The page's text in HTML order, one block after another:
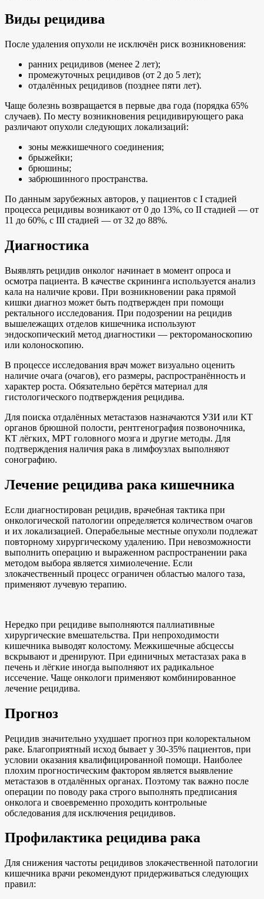
Виды рецидива
После удаления опухоли не исключён риск возникновения:
ранних рецидивов (менее 2 лет);
промежуточных рецидивов (от 2 до 5 лет);
отдалённых рецидивов (позднее пяти лет).
Чаще болезнь возвращается в первые два года (порядка 65%
случаев). По месту возникновения рецидивирующего рака
различают опухоли следующих локализаций:
зоны межкишечного соединения;
брыжейки;
брюшины;
забрюшинного пространства.
По данным зарубежных авторов, у пациентов с I стадией
процесса рецидивы возникают от 0 до 13%, со II стадией — от
11 до 60%, с III стадией — от 32 до 88%.
Диагностика
Выявлять рецидив онколог начинает в момент опроса и
осмотра пациента. В качестве скрининга используется анализ
кала на наличие крови. При возникновении рака прямой
кишки диагноз может быть подтвержден при помощи
ректального исследования. При подозрении на рецидив
вышележащих отделов кишечника используют
эндоскопический метод диагностики — ректороманоскопию
или колоноскопию.
В процессе исследования врач может визуально оценить
наличие очага (очагов), его размеры, распространённость и
характер роста. Обязательно берётся материал для
гистологического подтверждения рецидива.
Для поиска отдалённых метастазов назначаются УЗИ или КТ
органов брюшной полости, рентгенография позвоночника,
КТ лёгких, МРТ головного мозга и другие методы. Для
подтверждения наличия рака в лимфоузлах выполняют
сонографию.
Лечение рецидива рака кишечника
Если диагностирован рецидив, врачебная тактика при
онкологической патологии определяется количеством очагов
и их локализацией. Операбельные местные опухоли подлежат
повторному хирургическому удалению. При невозможности
выполнить операцию и выраженном распространении рака
методом выбора является химиолечение. Если
злокачественный процесс ограничен областью малого таза,
применяют лучевую терапию.
Нередко при рецидиве выполняются паллиативные
хирургические вмешательства. При непроходимости
кишечника выводят колостому. Межкишечные абсцессы
вскрывают и дренируют. При единичных метастазах рака в
печень и лёгкие иногда выполняют их радикальное
иссечение. Чаще онкологи применяют комбинированное
лечение рецидива.
Прогноз
Рецидив значительно ухудшает прогноз при колоректальном
раке. Благоприятный исход бывает у 30-35% пациентов, при
условии оказания квалифицированной помощи. Наиболее
плохим прогностическим фактором является выявление
метастазов в отдалённых органах. Поэтому так важно после
операции по поводу рака строго выполнять предписания
онколога и своевременно проходить контрольные
обследования для исключения рецидивов.
Профилактика рецидива рака
Для снижения частоты рецидивов злокачественной патологии
кишечника врачи рекомендуют придерживаться следующих
правил: